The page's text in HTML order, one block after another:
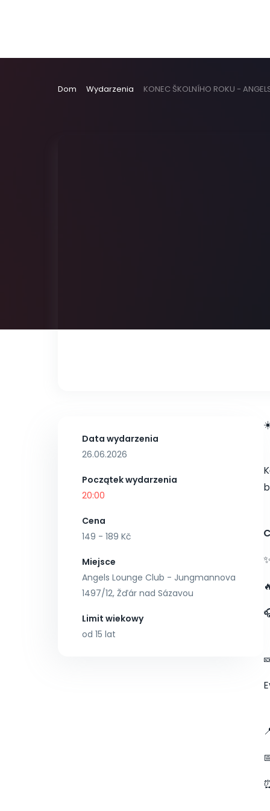
Dom Wydarzenia KONEC ŠKOLNÍHO ROKU -
Data wydarzenia
26.06.2026
Początek wydarzenia
20:00
Cena
149 - 189 Kč
Miejsce
Angels Lounge Club - Jungmannova
1497/12, Žďár nad Sázavou
Limit wiekowy
od 15 lat